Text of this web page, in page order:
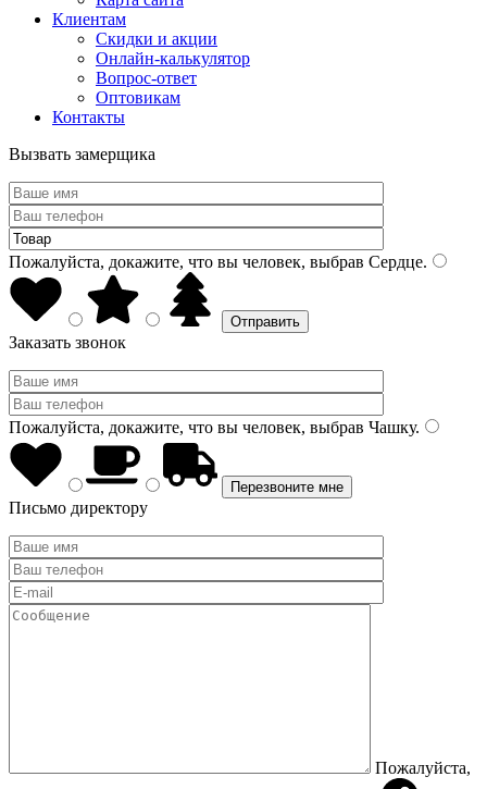
Клиентам
Скидки и акции
Онлайн-калькулятор
Вопрос-ответ
Оптовикам
Контакты
Вызвать замерщика
Пожалуйста, докажите, что вы человек, выбрав Сердце.
Заказать звонок
Пожалуйста, докажите, что вы человек, выбрав Чашку.
Письмо директору
Пожалуйста,